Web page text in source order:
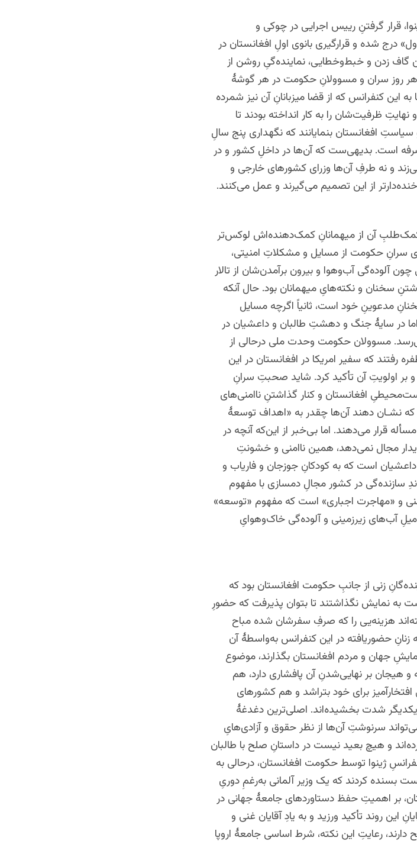
قرار گرفتنِ رییس اجرایی در چوکی و
درج شده و قرارگیری بانوی اولِ افغانستان در
زدن‌ و خبط‌وخطایی، نماینده‌گیِ روشن از
روز سران و مسوولانِ حکومت در هر گوشۀ
این کنفرانس که از قضا میزبانانِ آن نیز شمرده
ظرفیت‌شان را به کار انداخته بودند تا
افغانستان بنمایانند که نگهداری پنج سالِ
است. بدیهی‌ست که آن‌ها در داخلِ کشور و در
و نه طرفِ آن‌ها وزرای کشورهای خارجی و
از این تصمیم می‌گیرند و عمل می‌کنند.
کمک‌طلبِ آن از میهمانانِ کمک‌دهنده‌اش لوکس‌تر
سرانِ حکومت از مسایل و مشکلاتِ امنیتی،
آب‌وهوا و بیرون برآمدن‌شان از تالار
سخنان و نکته‌هایِ میهمانان بود. حال آنکه
مدعوینِ خود است، ثانیاً اگرچه مسایل
در سایۀ جنگ و دهشتِ طالبان و داعشیان در
مسوولان حکومت وحدت ملی درحالی از
رفتند که سفیر امریکا در افغانستان در این
اولویتِ آن تأکید کرد. شاید صحبتِ سرانِ
افغانستان و کنار گذاشتنِ ناامنی‌های
که نشـان دهند آن‌ها چقدر به «اهداف توسعۀ
قرار می‌دهند. اما بی‌خبر از این‌که آنچه در
مجال نمی‌دهد، همین ناامنی و خشونتِ
است که به کودکانِ جوزجان و فاریاب و
سازنده‌گی در کشور مجالِ دمسازی با مفهوم
و «مهاجرت اجباری» است که مفهوم «توسعه»
آب‌های زیرزمینی و آلوده‌گی خاک‌وهوایِ
زنی از جانبِ حکومت افغانستان بود که
به نمایش نگذاشتند تا بتوان پذیرفت که حضورِ
هزینه‌یی را که صرفِ سفرشان شده مباح
حضوریافته در این کنفرانس به‌واسطۀ آن
جهان و مردم افغانستان بگذارند، موضوع
هیجان بر نهایی‌‌شدنِ آن پافشاری دارد، هم
برای خود بتراشد و هم کشورهای
یکدیگر شدت بخشیده‌اند. اصلی‌ترین دغدغۀ
سرنوشتِ آن‌ها از نظر حقوق و آزادی‌هایِ
و هیچ بعید نیست در داستانِ صلح با طالبان
ژینوا توسط حکومت افغانستان، درحالی به
بسنده کردند که یک وزیر آلمانی به‌رغمِ دوریِ
بر اهمیتِ حفظ دستاوردهای جامعۀ جهانی در
این روند تأکید ‌ورزید و به یادِ آقایان غنی و
رعایتِ این نکته، شرط اساسی جامعۀ اروپا